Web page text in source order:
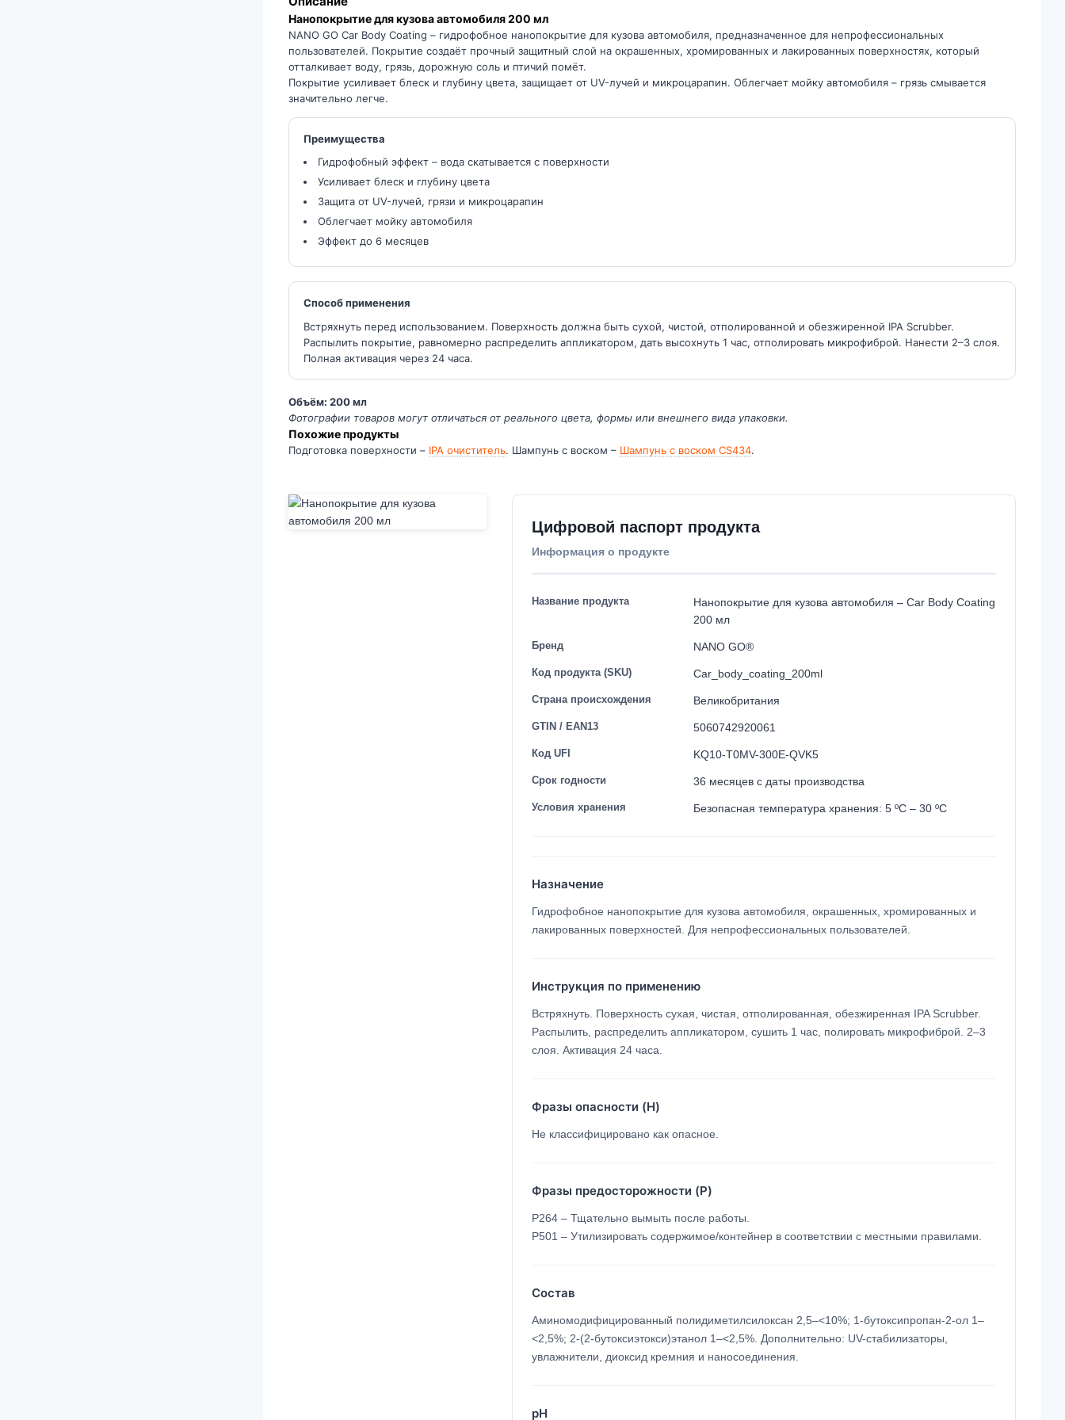
Нанопокрытие для кузова автомобиля 200 мл
NANO GO Car Body Coating – гидрофобное нанопокрытие для кузова автомобиля, предназначенное для непрофессиональных
пользователей. Покрытие создаёт прочный защитный слой на окрашенных, хромированных и лакированных поверхностях, который
отталкивает воду, грязь, дорожную соль и птичий помёт.
Покрытие усиливает блеск и глубину цвета, защищает от UV-лучей и микроцарапин. Облегчает мойку автомобиля – грязь смывается
значительно легче.
Преимущества
Гидрофобный эффект – вода скатывается с поверхности
Усиливает блеск и глубину цвета
Защита от UV-лучей, грязи и микроцарапин
Облегчает мойку автомобиля
Эффект до 6 месяцев
Способ применения
Встряхнуть перед использованием. Поверхность должна быть сухой, чистой, отполированной и обезжиренной IPA Scrubber.
Распылить покрытие, равномерно распределить аппликатором, дать высохнуть 1 час, отполировать микрофиброй. Нанести 2–3 слоя.
Полная активация через 24 часа.
Объём: 200 мл
Фотографии товаров могут отличаться от реального цвета, формы или внешнего вида упаковки.
Похожие продукты
Подготовка поверхности – IPA очиститель. Шампунь с воском – Шампунь с воском CS434.
Цифровой паспорт продукта
Информация о продукте
Название продукта
Нанопокрытие для кузова автомобиля – Car Body Coating
200 мл
Бренд NANO GO®
Код продукта (SKU) Car_body_coating_200ml
Страна происхождения Великобритания
GTIN / EAN13 5060742920061
Код UFI KQ10-T0MV-300E-QVK5
Срок годности 36 месяцев с даты производства
Условия хранения Безопасная температура хранения: 5 ºC – 30 ºC
Назначение
Гидрофобное нанопокрытие для кузова автомобиля, окрашенных, хромированных и
лакированных поверхностей. Для непрофессиональных пользователей.
Инструкция по применению
Встряхнуть. Поверхность сухая, чистая, отполированная, обезжиренная IPA Scrubber.
Распылить, распределить аппликатором, сушить 1 час, полировать микрофиброй. 2–3
слоя. Активация 24 часа.
Фразы опасности (H)
Не классифицировано как опасное.
Фразы предосторожности (P)
P264 – Тщательно вымыть после работы.
P501 – Утилизировать содержимое/контейнер в соответствии с местными правилами.
Состав
Аминомодифицированный полидиметилсилоксан 2,5–<10%; 1-бутоксипропан-2-ол 1–
<2,5%; 2-(2-бутоксиэтокси)этанол 1–<2,5%. Дополнительно: UV-стабилизаторы,
увлажнители, диоксид кремния и наносоединения.
pH